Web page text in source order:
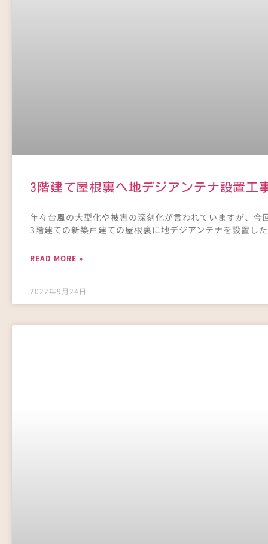
3階建て屋根裏へ地デジアンテナ設置工
年々台風の大型化や被害の深刻化が言われていますが、
3階建ての新築戸建ての屋根裏に地デジアンテナを設置し
READ MORE »
2022年9月24日